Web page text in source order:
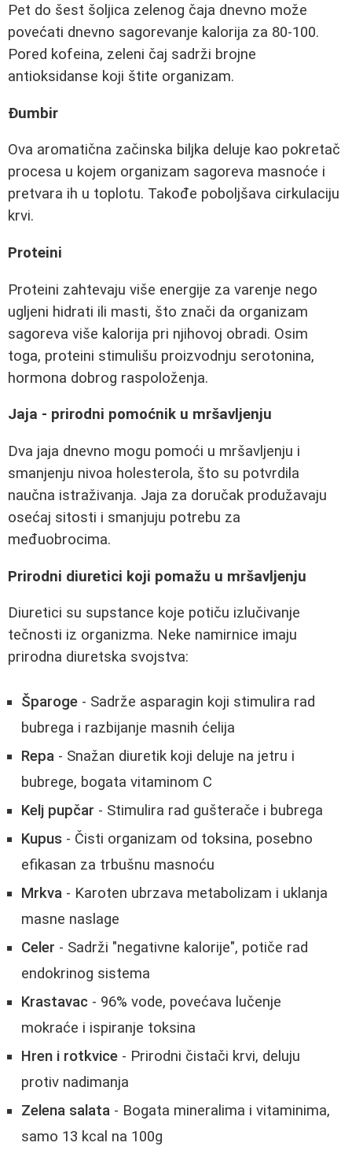
Pet do šest šoljica zelenog čaja dnevno može
povećati dnevno sagorevanje kalorija za 80-100.
Pored kofeina, zeleni čaj sadrži brojne
antioksidanse koji štite organizam.
Đumbir
Ova aromatična začinska biljka deluje kao pokretač
procesa u kojem organizam sagoreva masnoće i
pretvara ih u toplotu. Takođe poboljšava cirkulaciju
krvi.
Proteini
Proteini zahtevaju više energije za varenje nego
ugljeni hidrati ili masti, što znači da organizam
sagoreva više kalorija pri njihovoj obradi. Osim
toga, proteini stimulišu proizvodnju serotonina,
hormona dobrog raspoloženja.
Jaja - prirodni pomoćnik u mršavljenju
Dva jaja dnevno mogu pomoći u mršavljenju i
smanjenju nivoa holesterola, što su potvrdila
naučna istraživanja. Jaja za doručak produžavaju
osećaj sitosti i smanjuju potrebu za
međuobrocima.
Prirodni diuretici koji pomažu u mršavljenju
Diuretici su supstance koje potiču izlučivanje
tečnosti iz organizma. Neke namirnice imaju
prirodna diuretska svojstva:
Šparoge - Sadrže asparagin koji stimulira rad
bubrega i razbijanje masnih ćelija
Repa - Snažan diuretik koji deluje na jetru i
bubrege, bogata vitaminom C
Kelj pupčar - Stimulira rad gušterače i bubrega
Kupus - Čisti organizam od toksina, posebno
efikasan za trbušnu masnoću
Mrkva - Karoten ubrzava metabolizam i uklanja
masne naslage
Celer - Sadrži "negativne kalorije", potiče rad
endokrinog sistema
Krastavac - 96% vode, povećava lučenje
mokraće i ispiranje toksina
Hren i rotkvice - Prirodni čistači krvi, deluju
protiv nadimanja
Zelena salata - Bogata mineralima i vitaminima,
samo 13 kcal na 100g